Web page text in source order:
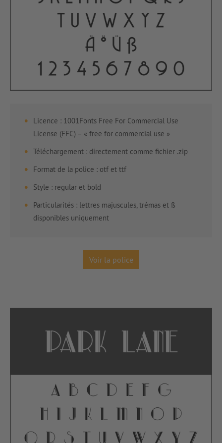
Licence : 1001Fonts Free For Commercial Use
License (FFC) – « free for commercial use »
Téléchargement : directement comme fichier .zip
Format de la police : otf et ttf
Style : regular et bold
Particularités : lettres majuscules, trémas et ß
disponibles uniquement
Voir la police